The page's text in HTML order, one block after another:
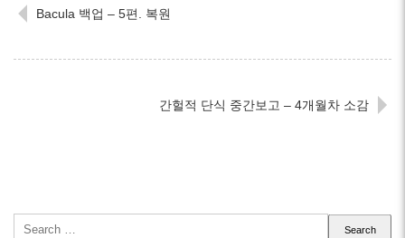
Bacula 백업 – 5편. 복원
간헐적 단식 중간보고 – 4개월차 소감